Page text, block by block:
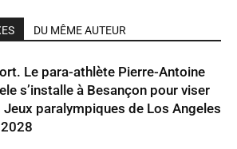
DU MÊME AUTEUR
Le para-athlète Pierre-Antoine
s’installe à Besançon pour viser
Jeux paralympiques de Los Angeles